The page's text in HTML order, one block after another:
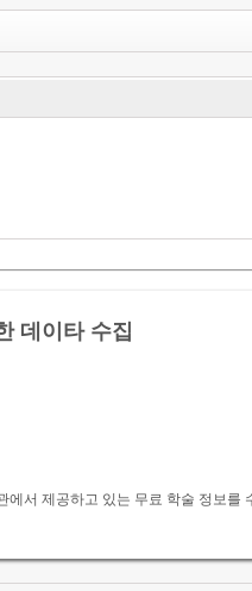
데이타 수집
서 제공하고 있는 무료 학술 정보를